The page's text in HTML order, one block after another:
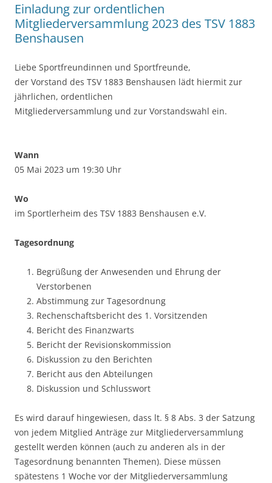
Einladung zur ordentlichen
Mitgliederversammlung 2023 des TSV 1883
Benshausen
Liebe Sportfreundinnen und Sportfreunde,
der Vorstand des TSV 1883 Benshausen lädt hiermit zur
jährlichen, ordentlichen
Mitgliederversammlung und zur Vorstandswahl ein.
Wann
05 Mai 2023 um 19:30 Uhr
Wo
im Sportlerheim des TSV 1883 Benshausen e.V.
Tagesordnung
Begrüßung der Anwesenden und Ehrung der
Verstorbenen
Abstimmung zur Tagesordnung
Rechenschaftsbericht des 1. Vorsitzenden
Bericht des Finanzwarts
Bericht der Revisionskommission
Diskussion zu den Berichten
Bericht aus den Abteilungen
Diskussion und Schlusswort
Es wird darauf hingewiesen, dass lt. § 8 Abs. 3 der Satzung
von jedem Mitglied Anträge zur Mitgliederversammlung
gestellt werden können (auch zu anderen als in der
Tagesordnung benannten Themen). Diese müssen
spätestens 1 Woche vor der Mitgliederversammlung